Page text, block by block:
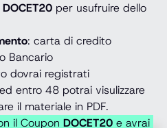
DOCET20 per usufruire dello
: carta di credito
Bancario
dovrai registrati
entro 48 potrai visulizzare
il materiale in PDF.
il Coupon DOCET20e avrai